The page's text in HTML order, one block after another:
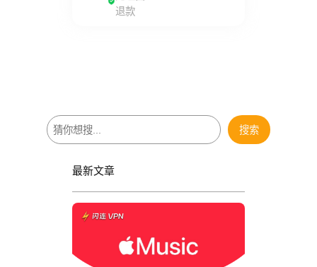
退款
搜
索
搜索
最新文章